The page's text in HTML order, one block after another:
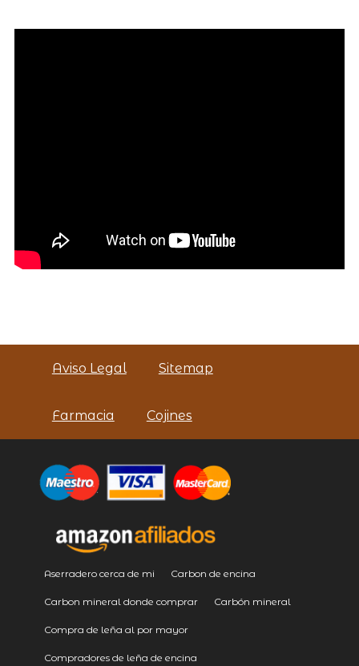
Aviso Legal Sitemap
Farmacia Cojines
Aserradero cerca de mi Carbon de encina
Carbon mineral donde comprar Carbón mineral
Compra de leña al por mayor
Compradores de leña de encina